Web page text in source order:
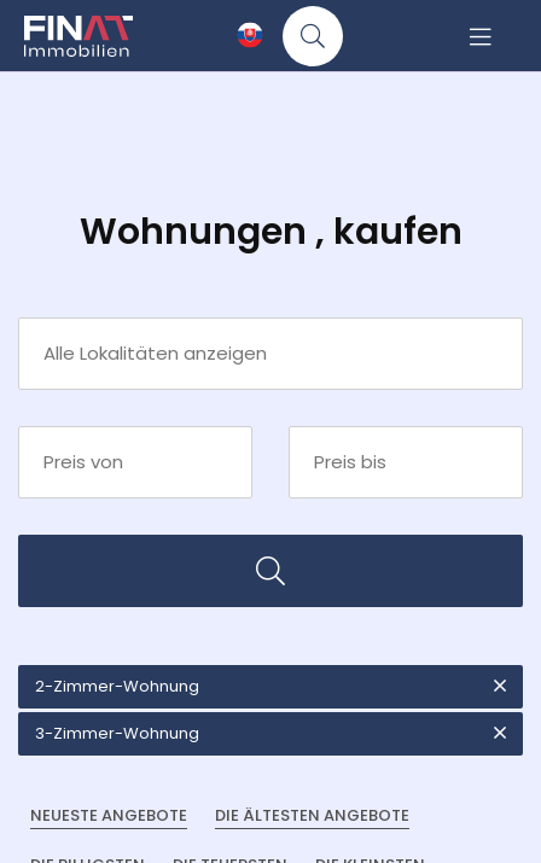
Wohnungen , kaufen
2-Zimmer-Wohnung
3-Zimmer-Wohnung
NEUESTE ANGEBOTE DIE ÄLTESTEN ANGEBOTE